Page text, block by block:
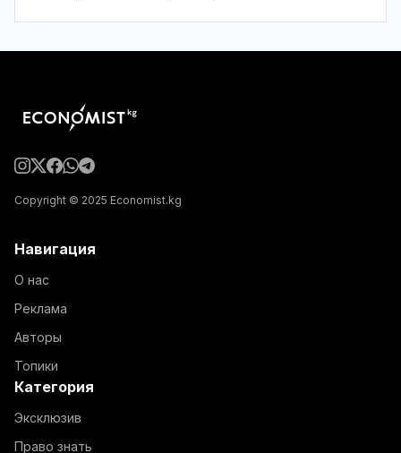
Copyright © 2025 Economist.kg
Навигация
О нас
Реклама
Авторы
Топики
Категория
Эксклюзив
Право знать